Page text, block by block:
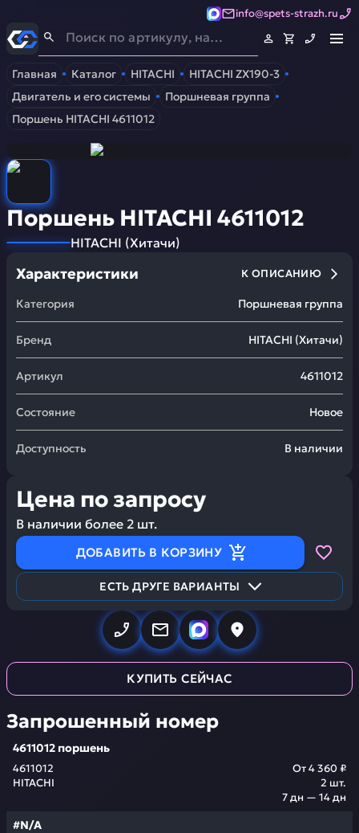
info@spets-strazh.ru
Спец-Страж- Запчасти для спецтехники
Главная Каталог HITACHI
HITACHI ZX190-3
Двигатель и его системы
Поршневая группа
Поршень HITACHI 4611012
Поршень HITACHI 4611012
HITACHI (Хитачи)
Характеристики К ОПИСАНИЮ
Категория Поршневая группа
Бренд HITACHI (Хитачи)
Артикул 4611012
Состояние Новое
Доступность В наличии
Цена по запросу
В наличии более 2 шт.
ДОБАВИТЬ В КОРЗИНУ
ЕСТЬ ДРУГЕ ВАРИАНТЫ
КУПИТЬ СЕЙЧАС
Запрошенный номер
4611012
HITACHI
4611012 поршень
2 шт.
От4 360 ₽
7 дн — 14 дн
#N/A